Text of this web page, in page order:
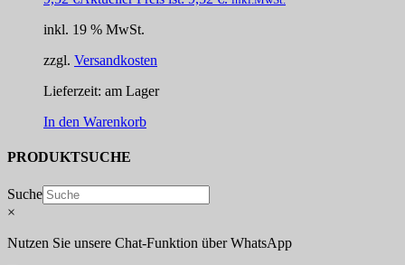
inkl. 19 % MwSt.
zzgl. Versandkosten
Lieferzeit: am Lager
In den Warenkorb
PRODUKTSUCHE
Suche
×
Nutzen Sie unsere Chat-Funktion über WhatsApp